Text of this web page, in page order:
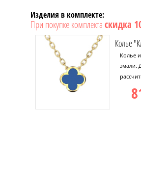
Изделия в комплекте:
При покупке комплекта скидка
Колье
Колье
эмали.